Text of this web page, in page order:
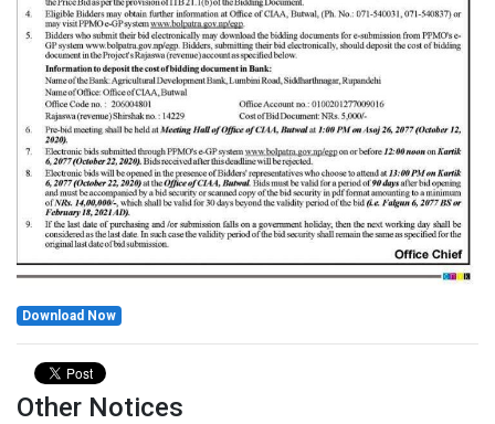
Download Now
Other Notices